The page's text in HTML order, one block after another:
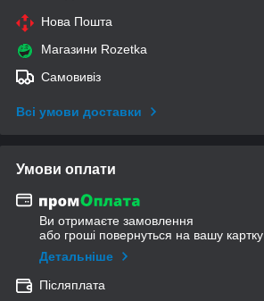
Нова Пошта
Магазини Rozetka
Самовивіз
Всі умови доставки
Умови оплати
Ви отримаєте замовлення
або гроші повернуться на вашу картку
Детальніше
Післяплата